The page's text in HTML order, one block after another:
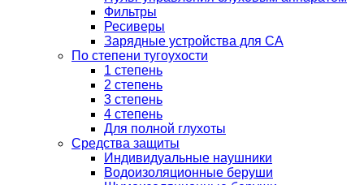
Фильтры
Ресиверы
Зарядные устройства для СА
По степени тугоухости
1 степень
2 степень
3 степень
4 степень
Для полной глухоты
Средства защиты
Индивидуальные наушники
Водоизоляционные беруши